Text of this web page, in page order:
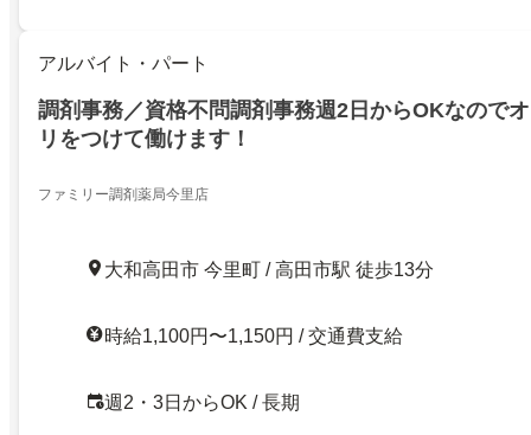
アルバイト・パート
調剤事務／資格不問調剤事務週2日からOKなので
リをつけて働けます！
ファミリー調剤薬局今里店
大和高田市 今里町 / 高田市駅 徒歩13分
時給1,100円〜1,150円 / 交通費支給
週2・3日からOK / 長期